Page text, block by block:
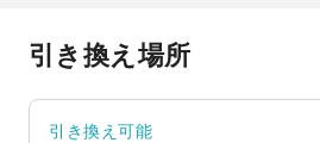
引き換え場所
引き換え可能